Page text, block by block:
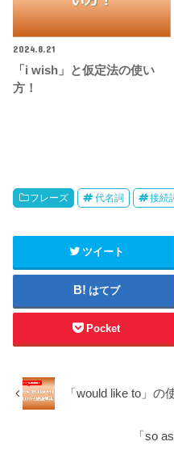
2024.8.21
「i wish」と仮定法の使い
方！
フレーズ 代名詞 接続
ツイート
はてブ
Pocket
「would like to」の
「so